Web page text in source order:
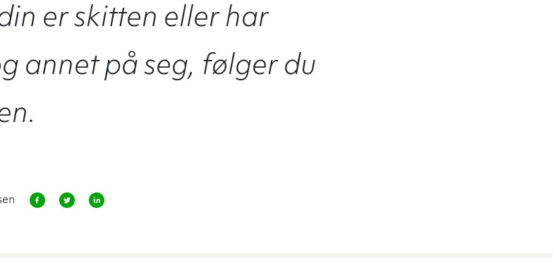
er skitten eller har
annet på seg, følger du